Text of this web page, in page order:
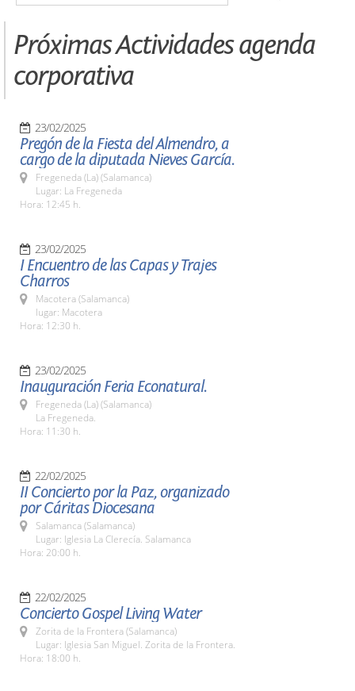
Próximas Actividades agenda
corporativa
23/02/2025
Pregón de la Fiesta del Almendro, a
cargo de la diputada Nieves García.
Fregeneda (La) (Salamanca)
Lugar: La Fregeneda
Hora: 12:45 h.
23/02/2025
I Encuentro de las Capas y Trajes
Charros
Macotera (Salamanca)
lugar: Macotera
Hora: 12:30 h.
23/02/2025
Inauguración Feria Econatural.
Fregeneda (La) (Salamanca)
La Fregeneda.
Hora: 11:30 h.
22/02/2025
II Concierto por la Paz, organizado
por Cáritas Diocesana
Salamanca (Salamanca)
Lugar: Iglesia La Clerecía. Salamanca
Hora: 20:00 h.
22/02/2025
Concierto Gospel Living Water
Zorita de la Frontera (Salamanca)
Lugar: Iglesia San Miguel. Zorita de la Frontera.
Hora: 18:00 h.